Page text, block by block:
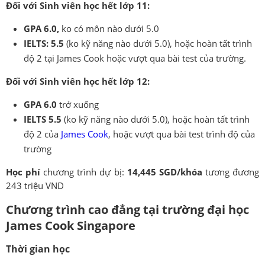
Đối với Sinh viên học hết lớp 11:
GPA 6.0, ko có môn nào dưới 5.0
IELTS: 5.5 (ko kỹ năng nào dưới 5.0), hoặc hoàn tất trình
độ 2 tại James Cook hoặc vượt qua bài test của trường.
Đối với Sinh viên học hết lớp 12:
GPA 6.0 trở xuống
IELTS 5.5 (ko kỹ năng nào dưới 5.0), hoặc hoàn tất trình
độ 2 của James Cook, hoặc vượt qua bài test trình độ của
trường
Học phí chương trình dự bị: 14,445 SGD/khóa tương đương
243 triệu VND
Chương trình cao đẳng tại trường đại học
James Cook Singapore
Thời gian học